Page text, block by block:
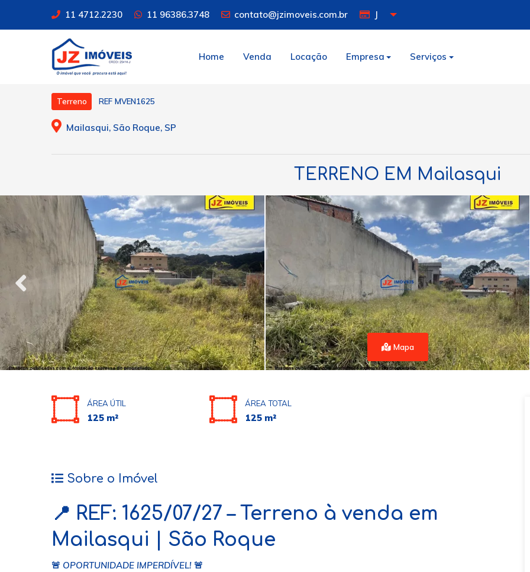
11 4712.2230 11 96386.3748 contato@jzimoveis.com.br J
Home Venda Locação Empresa Serviços
Terreno REF MVEN1625
Mailasqui, São Roque, SP
TERRENO EM Mailasqui
Mapa
ÁREA ÚTIL
125 m²
ÁREA TOTAL
125 m²
Sobre o Imóvel
📍 REF: 1625/07/27 – Terreno à venda em
Mailasqui | São Roque
🚨 OPORTUNIDADE IMPERDÍVEL! 🚨